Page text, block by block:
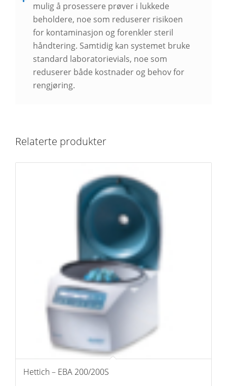
mulig å prosessere prøver i lukkede
beholdere, noe som reduserer risikoen
for kontaminasjon og forenkler steril
håndtering. Samtidig kan systemet bruke
standard laboratorievials, noe som
reduserer både kostnader og behov for
rengjøring.
Relaterte produkter
Hettich – EBA 200/200S